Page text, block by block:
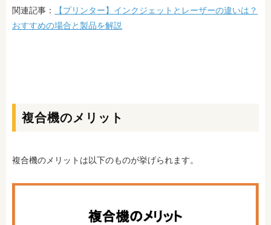
関連記事：
【プリンター】インクジェットとレーザーの違いは？
おすすめの場合と製品を解説
複合機のメリット
複合機のメリットは以下のものが挙げられます。